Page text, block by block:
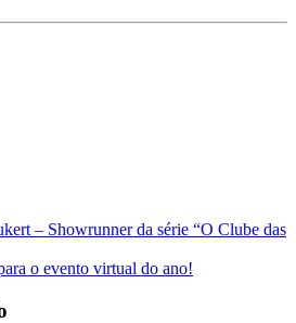
– Showrunner da série “O Clube das
o evento virtual do ano!